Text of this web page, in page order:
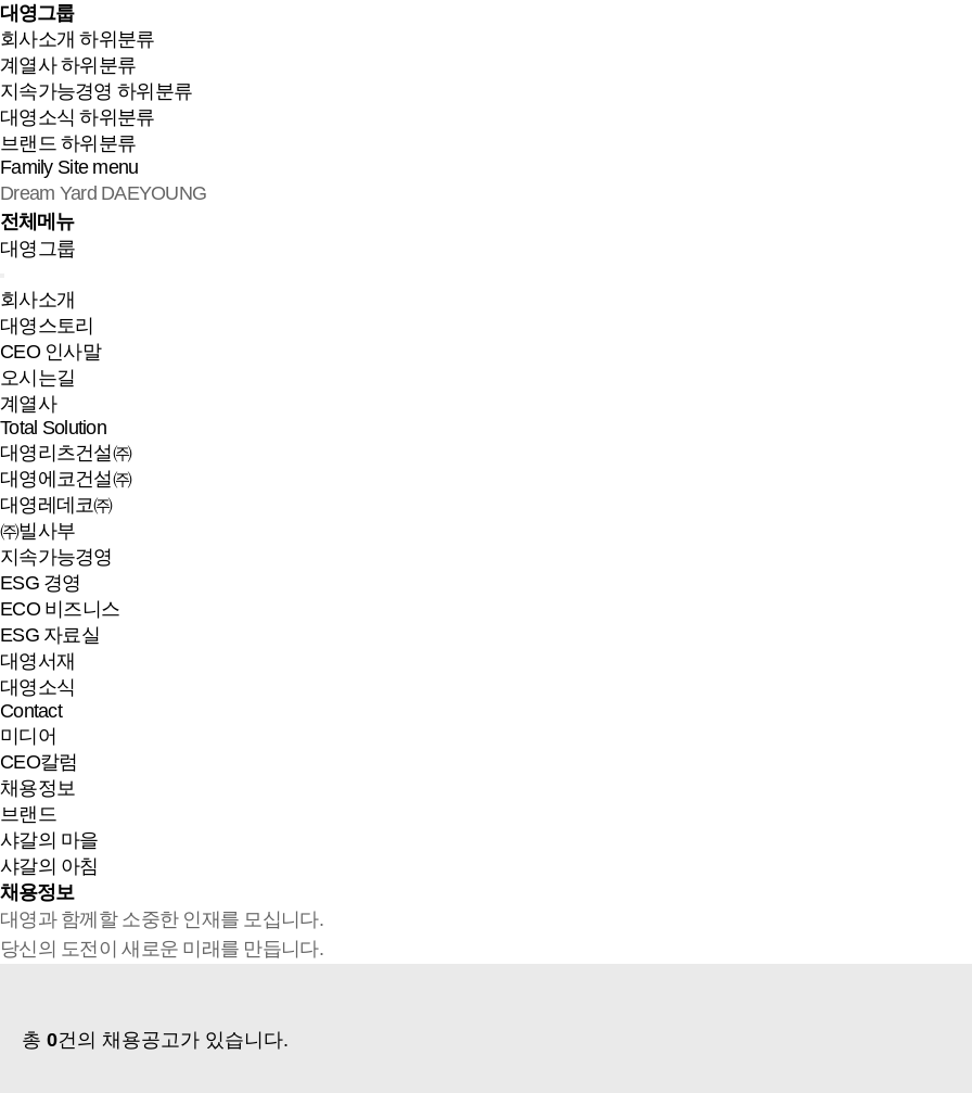
대영그룹
회사소개 하위분류
계열사 하위분류
지속가능경영 하위분류
대영소식 하위분류
브랜드 하위분류
Family Site menu
Dream Yard DAEYOUNG
전체메뉴
대영그룹
회사소개
대영스토리
CEO 인사말
오시는길
계열사
Total Solution
대영리츠건설㈜
대영에코건설㈜
대영레데코㈜
㈜빌사부
지속가능경영
ESG 경영
ECO 비즈니스
ESG 자료실
대영서재
대영소식
Contact
미디어
CEO칼럼
채용정보
브랜드
샤갈의 마을
샤갈의 아침
채용정보
대영과 함께할 소중한 인재를 모십니다.
당신의 도전이 새로운 미래를 만듭니다.
총 0건의 채용공고가 있습니다.